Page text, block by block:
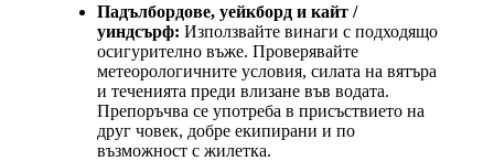
Падълбордове, уейкборд и кайт /
уиндсърф: Използвайте винаги с подходящо
осигурително въже. Проверявайте
метеорологичните условия, силата на вятъра
и теченията преди влизане във водата.
Препоръчва се употреба в присъствието на
друг човек, добре екипирани и по
възможност с жилетка.